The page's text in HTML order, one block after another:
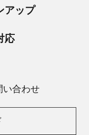
アップ
応
い合わせ